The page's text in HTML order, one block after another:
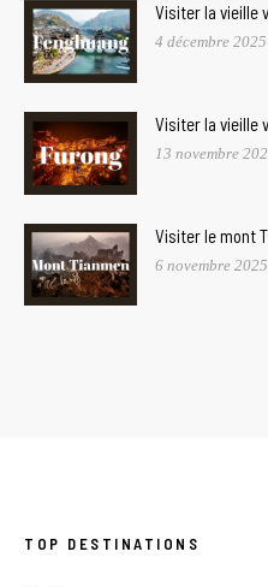
Visiter la vieille
4 décembre 2025
Visiter la vieille
13 novembre
Visiter le mont
6 novembre 2025
TOP DESTINATIONS